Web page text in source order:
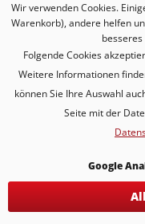
Sektglas [LAMOUR
Ein Sektglas mit
Wir verwenden Cookies.
Warenkorb), andere helfen
Folgende Cookies
Weitere Informationen
können Sie Ihre Auswahl
Seite mit der
Google